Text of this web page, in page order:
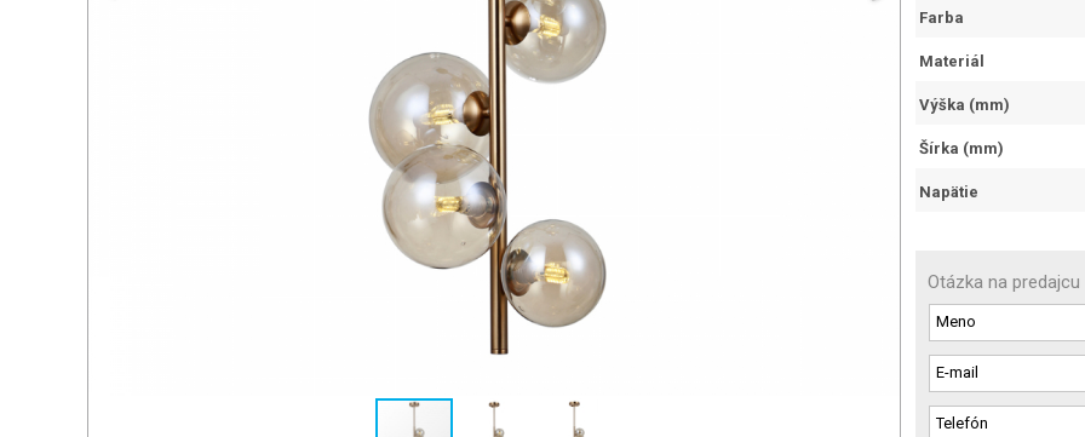
Farba
Materiál
Výška (mm)
Šírka (mm)
Napätie
Otázka na predajcu